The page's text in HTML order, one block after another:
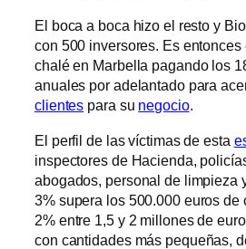
El boca a boca hizo el resto y
con 500 inversores. Es
chalé en Marbella pagando los
anuales por adelantado para
clientes para su negocio.
El perfil de las víctimas de esta
inspectores de Hacienda,
abogados, personal de
3% supera los 500.000 euros de
2% entre 1,5 y 2 millones de
con cantidades más pequeñas,